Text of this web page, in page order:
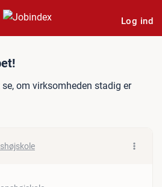
Log ind
Timelærer i
om virksomheden stadig er